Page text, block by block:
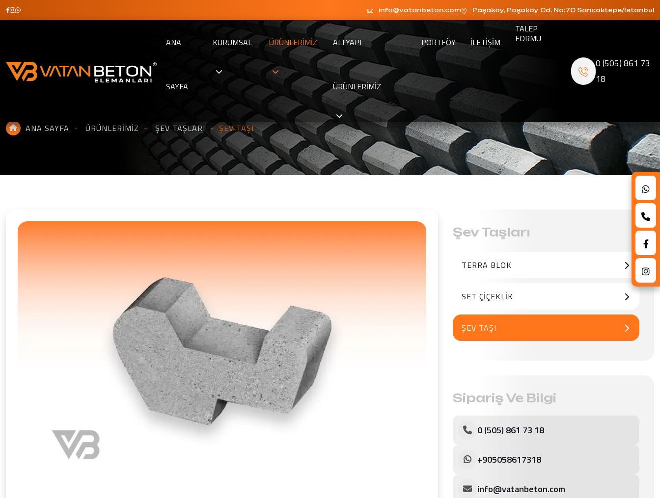
info@vatanbeton.com Paşaköy, Paşaköy Cd. No:70 Sancaktepe/İstanbul
ANA
SAYFA
KURUMSAL ÜRÜNLERIMIZ ALTYAPI
ÜRÜNLERIMIZ
PORTFÖY ILETIŞIM
TALEP
FORMU
0 (505) 861 73
18
ANA SAYFA ÜRÜNLERIMIZ ŞEV TAŞLARI ŞEV TAŞI
Şev Taşları
TERRA BLOK
SET ÇIÇEKLIK
ŞEV TAŞI
Sipariş Ve Bilgi
0 (505) 861 73 18
+905058617318
info@vatanbeton.com